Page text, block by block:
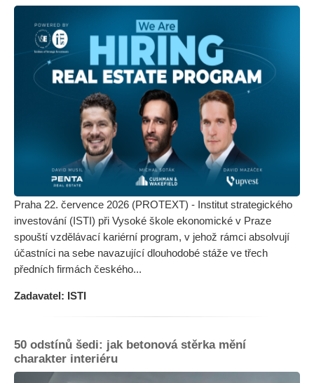
Praha 22. července 2026 (PROTEXT) - Institut strategického
investování (ISTI) při Vysoké škole ekonomické v Praze
spouští vzdělávací kariérní program, v jehož rámci absolvují
účastníci na sebe navazující dlouhodobé stáže ve třech
předních firmách českého...
Zadavatel: ISTI
50 odstínů šedi: jak betonová stěrka mění
charakter interiéru